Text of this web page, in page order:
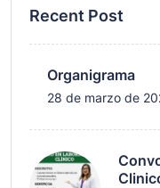
Recent Post
Organigrama
28 de marzo de